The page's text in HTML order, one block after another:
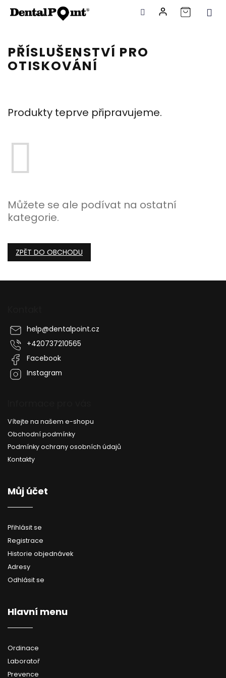
obsah
PŘÍSLUŠENSTVÍ PRO
OTISKOVÁNÍ
Produkty teprve připravujeme.
Můžete se ale podívat na ostatní
kategorie.
ZPĚT DO OBCHODU
help@dentalpoint.cz
+420737210565
Facebook
Instagram
Vítejte na našem e-shopu
Obchodní podmínky
Podmínky ochrany osobních údajů
Kontakty
Můj účet
Přihlásit se
Registrace
Historie objednávek
Adresy
Odhlásit se
Hlavní menu
Ordinace
Laboratoř
Prevence